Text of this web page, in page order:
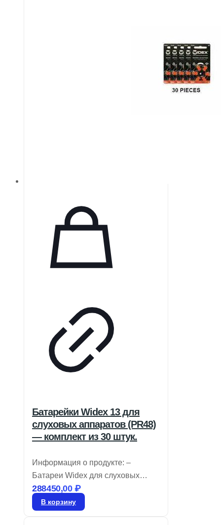
Батарейки Widex 13 для
слуховых аппаратов (PR48)
— комплект из 30 штук.
Информация о продукте: –
Батареи Widex для слуховых
аппаратов имеют цветовую
маркировку, позволяющую легко
288450,00₽
В корзину